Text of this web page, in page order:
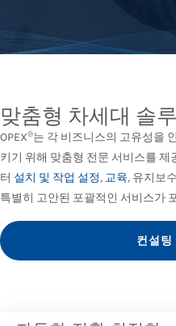
맞춤형 차세대 솔
OPEX®는 각 비즈니스의 고유성을
키기 위해 맞춤형 전문 서비스를
터 설치 및 작업 설정, 교육, 유지보
특별히 고안된 포괄적인 서비스가
컨설팅